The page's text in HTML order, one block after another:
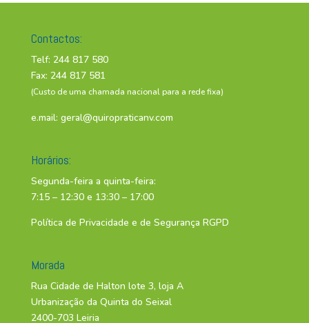
Contactos:
Telf: 244 817 580
Fax: 244 817 581
(Custo de uma chamada nacional para a rede fixa)
e.mail: geral@quiropraticanv.com
Horários:
Segunda-feira a quinta-feira:
7:15 – 12:30 e 13:30 – 17:00
Política de Privacidade e de Segurança RGPD
Morada
Rua Cidade de Halton lote 3, loja A
Urbanização da Quinta do Seixal
2400-703 Leiria